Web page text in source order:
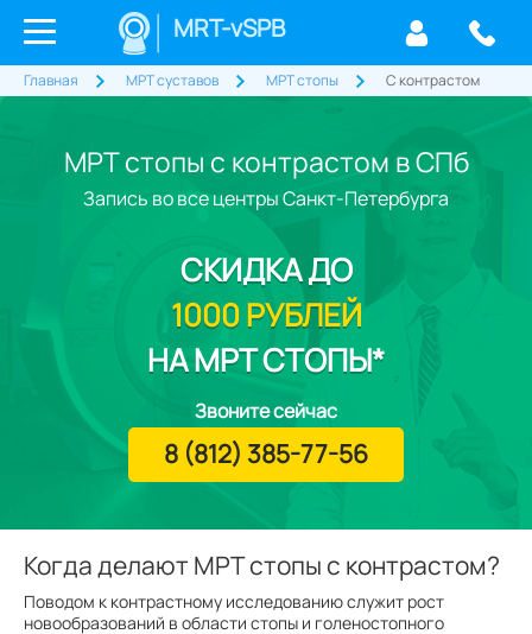
MRT-vSPB
Главная МРТ суставов МРТ стопы С контрастом
МРТ стопы с контрастом в СПб
Когда делают МРТ стопы с контрастом?
Поводом к контрастному исследованию служит рост
новообразований в области стопы и голеностопного
Запись во все центры Санкт-Петербурга
СКИДКАДО
1000 РУБЛЕЙ
НА МРТ СТОПЫ*
Звоните сейчас
8 (812) 385-77-56